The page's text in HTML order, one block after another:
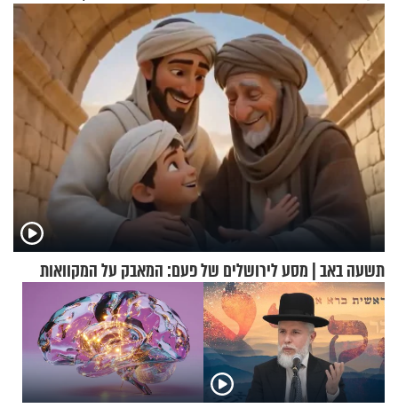
האלה
אריאל ז"ל
תשעה באב | מסע לירושלים של פעם: המאבק על המקוואות